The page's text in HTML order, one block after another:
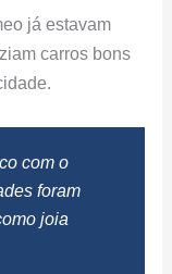
já estavam
carros bons
com o
foram
joia